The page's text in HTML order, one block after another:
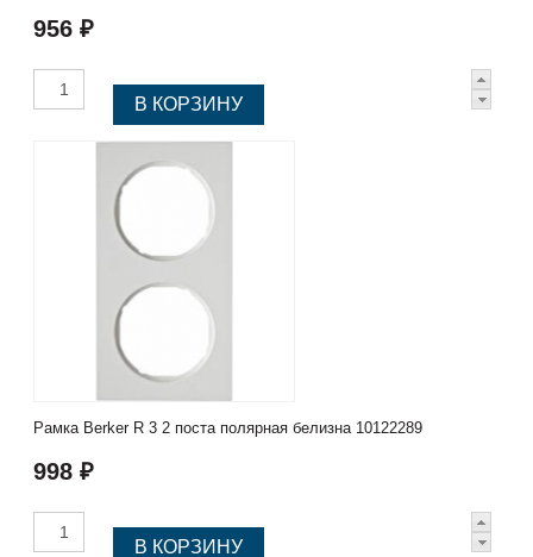
956 ₽
Рамка Berker R 3 2 поста полярная белизна 10122289
998 ₽